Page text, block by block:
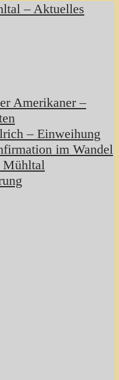
– Aktuelles
Amerikaner –
– Einweihung
im Wandel
Mühltal